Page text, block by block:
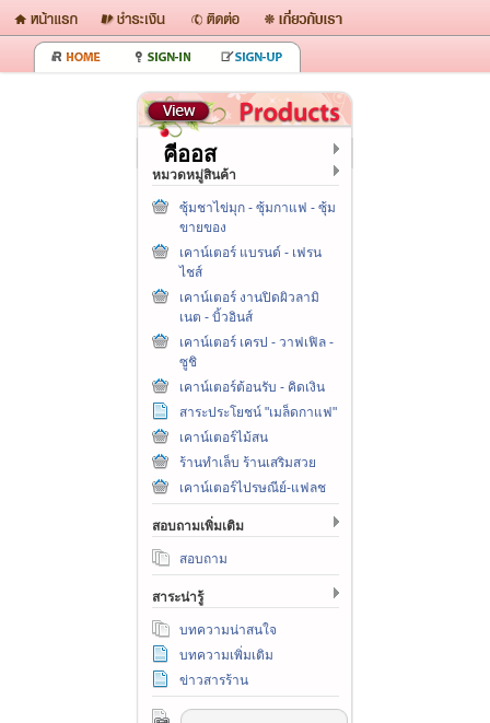
คีออส
หมวดหมู่สินค้า
ซุ้มชาไข่มุก - ซุ้มกาแฟ - ซุ้ม
ขายของ
เคาน์เตอร์ แบรนด์ - เฟรน
ไชส์
เคาน์เตอร์ งานปิดผิวลามิ
เนต - บิ้วอินส์
เคาน์เตอร์ เครป - วาฟเฟิล -
ซูชิ
เคาน์เตอร์ต้อนรับ - คิดเงิน
สาระประโยชน์ "เมล็ดกาแฟ"
เคาน์เตอร์ไม้สน
ร้านทำเล็บ ร้านเสริมสวย
เคาน์เตอร์ไปรษณีย์-แฟลช
สอบถามเพิ่มเติม
สอบถาม
สาระน่ารู้
บทความน่าสนใจ
บทความเพิ่มเติม
ข่าวสารร้าน